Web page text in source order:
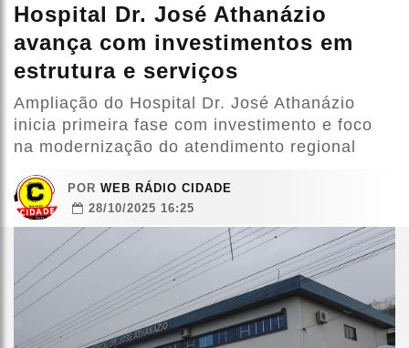
Hospital Dr. José Athanázio
avança com investimentos em
estrutura e serviços
Ampliação do Hospital Dr. José Athanázio
inicia primeira fase com investimento e foco
na modernização do atendimento regional
POR WEB RÁDIO CIDADE
28/10/2025 16:25